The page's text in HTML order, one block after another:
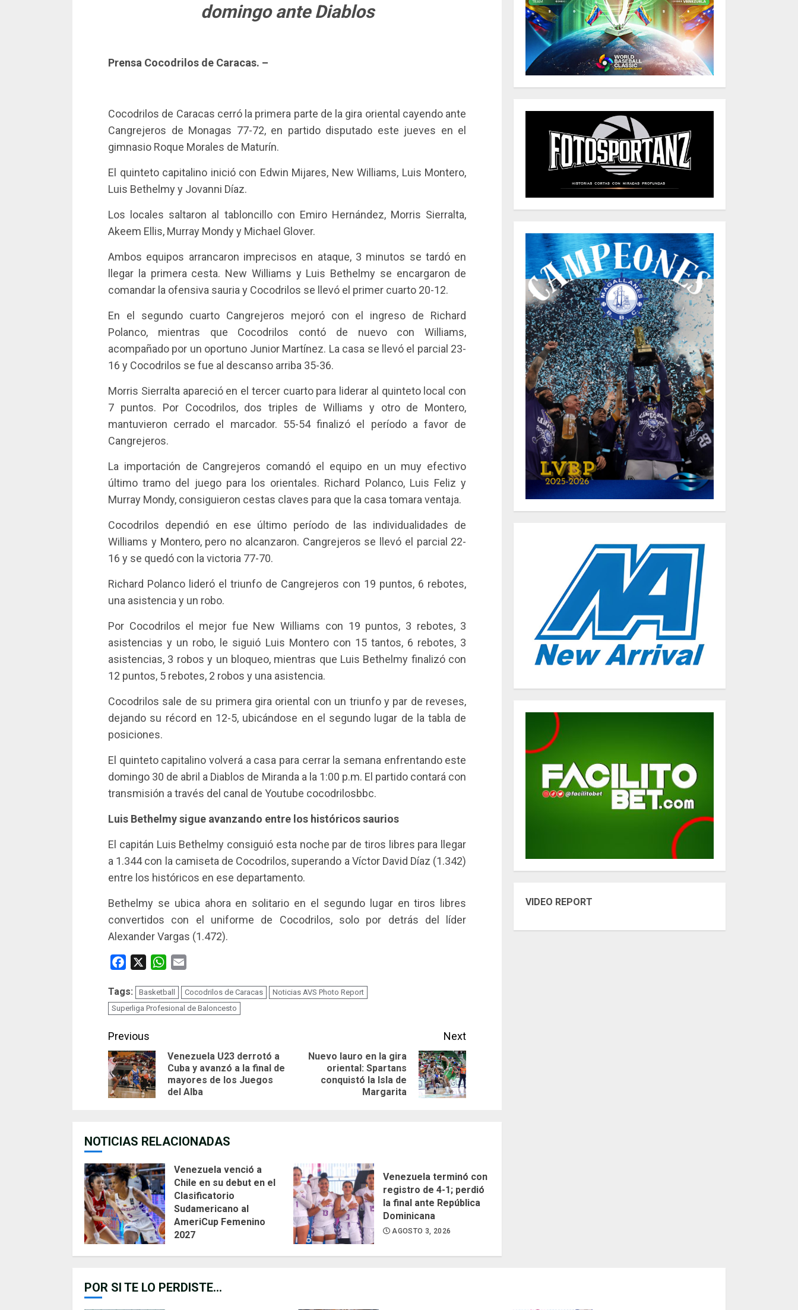
domingo ante Diablos
Prensa Cocodrilos de Caracas. –
Cocodrilos de Caracas cerró la primera parte de la gira oriental cayendo ante
Cangrejeros de Monagas 77-72, en partido disputado este jueves en el
gimnasio Roque Morales de Maturín.
El quinteto capitalino inició con Edwin Mijares, New Williams, Luis Montero,
Luis Bethelmy y Jovanni Díaz.
Los locales saltaron al tabloncillo con Emiro Hernández, Morris Sierralta,
Akeem Ellis, Murray Mondy y Michael Glover.
Ambos equipos arrancaron imprecisos en ataque, 3 minutos se tardó en
llegar la primera cesta. New Williams y Luis Bethelmy se encargaron de
comandar la ofensiva sauria y Cocodrilos se llevó el primer cuarto 20-12.
En el segundo cuarto Cangrejeros mejoró con el ingreso de Richard
Polanco, mientras que Cocodrilos contó de nuevo con Williams,
acompañado por un oportuno Junior Martínez. La casa se llevó el parcial 23-
16 y Cocodrilos se fue al descanso arriba 35-36.
Morris Sierralta apareció en el tercer cuarto para liderar al quinteto local con
7 puntos. Por Cocodrilos, dos triples de Williams y otro de Montero,
mantuvieron cerrado el marcador. 55-54 finalizó el período a favor de
Cangrejeros.
La importación de Cangrejeros comandó el equipo en un muy efectivo
último tramo del juego para los orientales. Richard Polanco, Luis Feliz y
Murray Mondy, consiguieron cestas claves para que la casa tomara ventaja.
Cocodrilos dependió en ese último período de las individualidades de
Williams y Montero, pero no alcanzaron. Cangrejeros se llevó el parcial 22-
16 y se quedó con la victoria 77-70.
Richard Polanco lideró el triunfo de Cangrejeros con 19 puntos, 6 rebotes,
una asistencia y un robo.
Por Cocodrilos el mejor fue New Williams con 19 puntos, 3 rebotes, 3
asistencias y un robo, le siguió Luis Montero con 15 tantos, 6 rebotes, 3
asistencias, 3 robos y un bloqueo, mientras que Luis Bethelmy finalizó con
12 puntos, 5 rebotes, 2 robos y una asistencia.
Cocodrilos sale de su primera gira oriental con un triunfo y par de reveses,
dejando su récord en 12-5, ubicándose en el segundo lugar de la tabla de
posiciones.
El quinteto capitalino volverá a casa para cerrar la semana enfrentando este
domingo 30 de abril a Diablos de Miranda a la 1:00 p.m. El partido contará con
transmisión a través del canal de Youtube cocodrilosbbc.
Luis Bethelmy sigue avanzando entre los históricos saurios
El capitán Luis Bethelmy consiguió esta noche par de tiros libres para llegar
a 1.344 con la camiseta de Cocodrilos, superando a Víctor David Díaz (1.342)
entre los históricos en ese departamento.
Bethelmy se ubica ahora en solitario en el segundo lugar en tiros libres
convertidos con el uniforme de Cocodrilos, solo por detrás del líder
Alexander Vargas (1.472).
Facebook WhatsApp
Tags: Basketball Cocodrilos de Caracas
Noticias AVS Photo Report
Superliga Profesional de Baloncesto
Continue
Reading
Previous
Previous
Venezuela U23 derrotó a
Cuba y avanzó a la final de
mayores de los Juegos
del Alba
Next
Nuevo lauro en la gira
oriental: Spartans
conquistó la Isla de
Margarita
NOTICIAS RELACIONADAS
Venezuela venció a
Chile en su debut en el
Clasificatorio
Sudamericano al
AmeriCup Femenino
2027
Venezuela terminó con
registro de 4-1; perdió
la final ante República
Dominicana
AGOSTO 3, 2026
VIDEO REPORT
POR SI TE LO PERDISTE...